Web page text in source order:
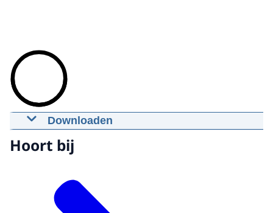
Downloaden
Prins van Oranje ontmoet
Jeugdwaterschapsbestuur
Download
Hoort bij